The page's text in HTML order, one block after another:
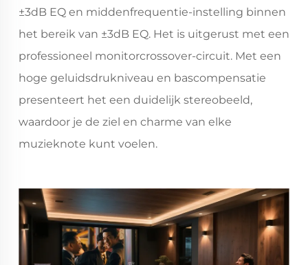
±3dB EQ en middenfrequentie-instelling binnen
het bereik van ±3dB EQ. Het is uitgerust met een
professioneel monitorcrossover-circuit. Met een
hoge geluidsdrukniveau en bascompensatie
presenteert het een duidelijk stereobeeld,
waardoor je de ziel en charme van elke
muzieknote kunt voelen.